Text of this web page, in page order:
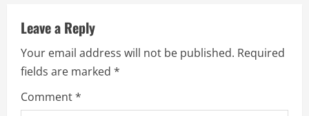
e
R
e
Leave a Reply
Your email address will not be published. Required
fields are marked *
Comment*